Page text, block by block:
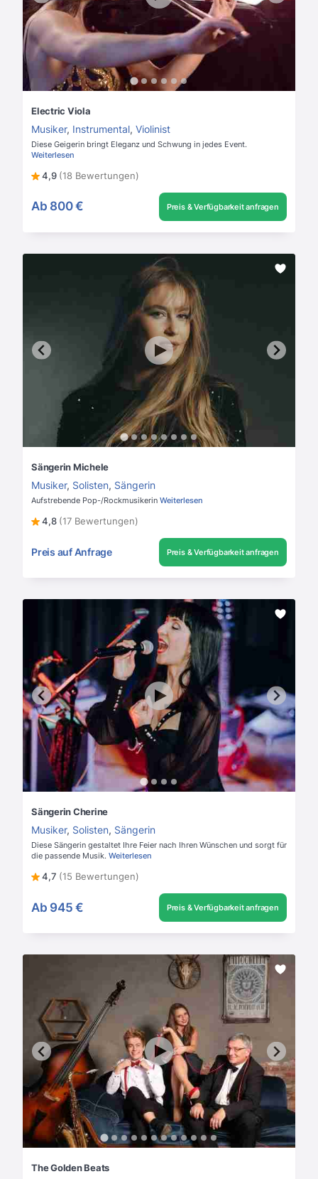
Electric Viola
Musiker, Instrumental, Violinist
Diese Geigerin bringt Eleganz und Schwung in jedes Event.
Weiterlesen
4,9 (18 Bewertungen)
Ab 800 € Preis & Verfügbarkeit anfragen
Sängerin Michele
Musiker, Solisten, Sängerin
Aufstrebende Pop-/Rockmusikerin Weiterlesen
4,8 (17 Bewertungen)
Preis auf Anfrage Preis & Verfügbarkeit anfragen
Sängerin Cherine
Musiker, Solisten, Sängerin
Diese Sängerin gestaltet Ihre Feier nach Ihren Wünschen und sorgt für
die passende Musik. Weiterlesen
4,7 (15 Bewertungen)
Ab 945 € Preis & Verfügbarkeit anfragen
The Golden Beats